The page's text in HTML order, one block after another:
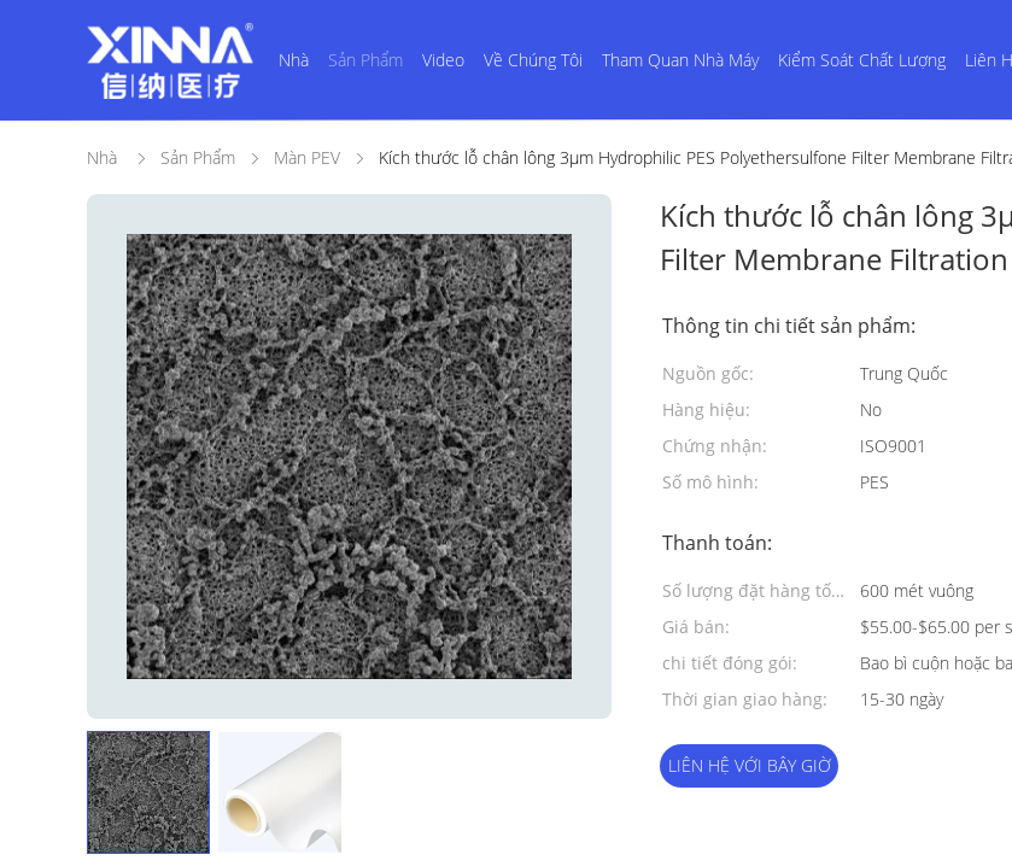
Nhà Sản Phẩm Video Về Chúng Tôi Tham Quan Nhà Máy Kiểm Soát Chất Lượng Liên
Nhà Sản Phẩm Màn PEV Kích thước lỗ chân lông 3μm Hydrophilic PES Polyethersulfone Filter Membrane
Kích thước lỗ chân lông
Filter Membrane Filtration
Thông tin chi tiết sản phẩm:
Nguồn gốc:
Trung Quốc
Hàng hiệu:
No
Chứng nhận:
ISO9001
Số mô hình:
PES
Thanh toán:
Số lượng đặt hàng tối
thiểu:
600 mét vuông
Giá bán:
$55.00-$65.00 per
chi tiết đóng gói:
Bao bì cuộn hoặc
Thời gian giao hàng:
15-30 ngày
LIÊN HỆ VỚI BÂY GIỜ